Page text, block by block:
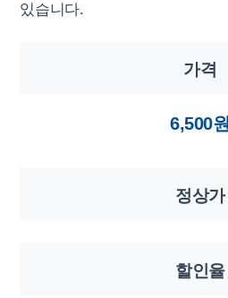
있습니다.
가격
6,500원
정상가
할인율